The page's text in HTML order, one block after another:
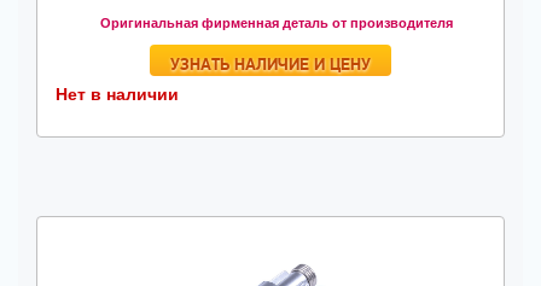
Оригинальная фирменная деталь от производителя
УЗНАТЬ НАЛИЧИЕ И ЦЕНУ
Нет в наличии